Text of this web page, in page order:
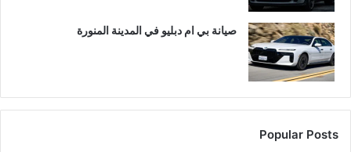
صيانة بي ام دبليو في المدينة المنورة
Popular Posts